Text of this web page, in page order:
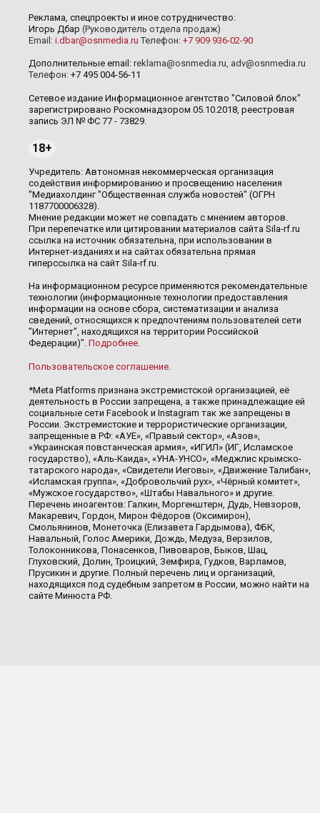
Реклама, спецпроекты и иное сотрудничество:
Игорь Дбар (Руководитель отдела продаж)
Email: i.dbar@osnmedia.ru Телефон: +7 909 936-02-90
Дополнительные email: reklama@osnmedia.ru, adv@osnmedia.ru
Телефон: +7 495 004-56-11
Сетевое издание Информационное агентство "Силовой блок"
зарегистрировано Роскомнадзором 05.10.2018, реестровая
запись ЭЛ № ФС 77 - 73829.
18+
Учредитель: Автономная некоммерческая организация
содействия информированию и просвещению населения
"Медиахолдинг "Общественная служба новостей" (ОГРН
1187700006328).
Мнение редакции может не совпадать с мнением авторов.
При перепечатке или цитировании материалов сайта Sila-rf.ru
ссылка на источник обязательна, при использовании в
Интернет-изданиях и на сайтах обязательна прямая
гиперссылка на сайт Sila-rf.ru.
На информационном ресурсе применяются рекомендательные
технологии (информационные технологии предоставления
информации на основе сбора, систематизации и анализа
сведений, относящихся к предпочтениям пользователей сети
"Интернет", находящихся на территории Российской
Федерации)". Подробнее.
Пользовательское соглашение.
*Meta Platforms признана экстремистской организацией, её
деятельность в России запрещена, а также принадлежащие ей
социальные сети Facebook и Instagram так же запрещены в
России. Экстремистские и террористические организации,
запрещенные в РФ: «АУЕ», «Правый сектор», «Азов»,
«Украинская повстанческая армия», «ИГИЛ» (ИГ, Исламское
государство), «Аль-Каида», «УНА-УНСО», «Меджлис крымско-
татарского народа», «Свидетели Иеговы», «Движение Талибан»,
«Исламская группа», «Добровольчий рух», «Чёрный комитет»,
«Мужское государство», «Штабы Навального» и другие.
Перечень иноагентов: Галкин, Моргенштерн, Дудь, Невзоров,
Макаревич, Гордон, Мирон Фёдоров (Оксимирон),
Смольянинов, Монеточка (Елизавета Гардымова), ФБК,
Навальный, Голос Америки, Дождь, Медуза, Верзилов,
Толоконникова, Понасенков, Пивоваров, Быков, Шац,
Глуховский, Долин, Троицкий, Земфира, Гудков, Варламов,
Прусикин и другие. Полный перечень лиц и организаций,
находящихся под судебным запретом в России, можно найти на
сайте Минюста РФ.